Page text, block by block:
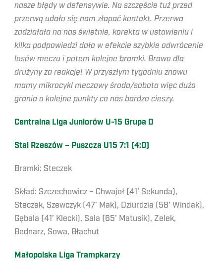
nasze błędy w defensywie. Na szczęście tuż przed
przerwą udało się nam złapać kontakt. Przerwa
zadziałała na nas świetnie, korekta w ustawieniu i
kilka podpowiedzi dało w efekcie szybkie odwrócenie
losów meczu i potem kolejne bramki. Brawo dla
drużyny za reakcję! W przyszłym tygodniu znowu
mamy mikrocykl meczowy środa/sobota więc dużo
grania o kolejne punkty co nas bardzo cieszy.
Centralna Liga Juniorów U-15 Grupa D
Stal Rzeszów – Puszcza U15 7:1 (4:0)
Bramki: Steczek
Skład: Szczechowicz – Chwajoł (41’ Sekunda),
Steczek, Szewczyk (47’ Mak), Dziurdzia (58’ Windak),
Gębala (41’ Klecki), Sala (65’ Matusik), Zelek,
Bednarz, Sowa, Błachut
Małopolska Liga Trampkarzy